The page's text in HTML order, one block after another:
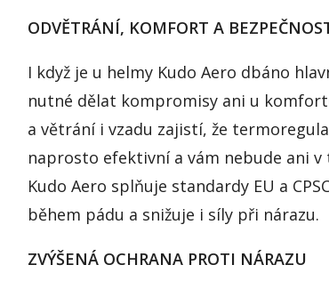
ODVĚTRÁNÍ, KOMFORT A
I když je u helmy Kudo Aero dbáno
nutné dělat kompromisy ani u
a větrání i vzadu zajistí, že
naprosto efektivní a vám nebude ani
Kudo Aero splňuje standardy EU a
během pádu a snižuje i síly při nárazu.
ZVÝŠENÁ OCHRANA PROTI NÁRAZU